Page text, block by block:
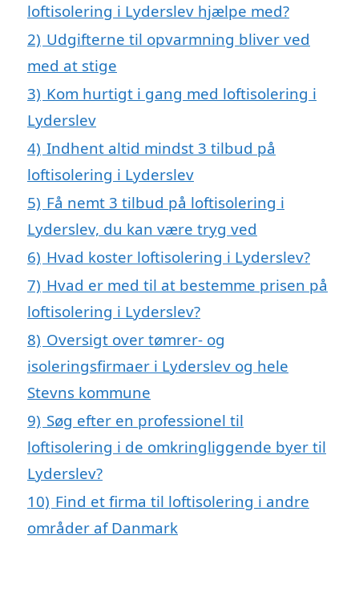
loftisolering i Lyderslev hjælpe med?
2) Udgifterne til opvarmning bliver ved
med at stige
3) Kom hurtigt i gang med loftisolering i
Lyderslev
4) Indhent altid mindst 3 tilbud på
loftisolering i Lyderslev
5) Få nemt 3 tilbud på loftisolering i
Lyderslev, du kan være tryg ved
6) Hvad koster loftisolering i Lyderslev?
7) Hvad er med til at bestemme prisen på
loftisolering i Lyderslev?
8) Oversigt over tømrer- og
isoleringsfirmaer i Lyderslev og hele
Stevns kommune
9) Søg efter en professionel til
loftisolering i de omkringliggende byer til
Lyderslev?
10) Find et firma til loftisolering i andre
områder af Danmark